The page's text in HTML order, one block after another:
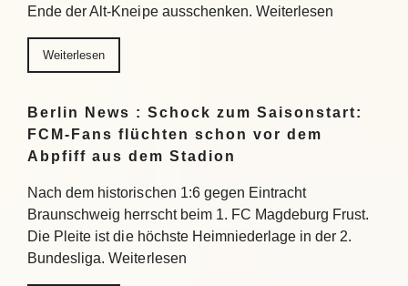
Ende der Alt-Kneipe ausschenken. Weiterlesen
Weiterlesen
Berlin News : Schock zum Saisonstart:
FCM-Fans flüchten schon vor dem
Abpfiff aus dem Stadion
Nach dem historischen 1:6 gegen Eintracht
Braunschweig herrscht beim 1. FC Magdeburg Frust.
Die Pleite ist die höchste Heimniederlage in der 2.
Bundesliga. Weiterlesen